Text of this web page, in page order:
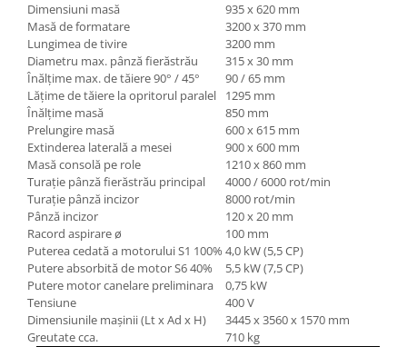
Dimensiuni masă
935 x 620 mm
Masă de formatare
3200 x 370 mm
Lungimea de tivire
3200 mm
Diametru max. pânză fierăstrău
315 x 30 mm
Înălţime max. de tăiere 90° / 45°
90 / 65 mm
Lăţime de tăiere la opritorul paralel
1295 mm
Înălţime masă
850 mm
Prelungire masă
600 x 615 mm
Extinderea laterală a mesei
900 x 600 mm
Masă consolă pe role
1210 x 860 mm
Turaţie pânză fierăstrău principal
4000 / 6000 rot/min
Turaţie pânză incizor
8000 rot/min
Pânză incizor
120 x 20 mm
Racord aspirare ø
100 mm
Puterea cedată a motorului S1 100% 4,0 kW (5,5 CP)
Putere absorbită de motor S640%
5,5 kW (7,5 CP)
Putere motor canelare preliminara
0,75 kW
Tensiune
400 V
Dimensiunile maşinii (Lt x Ad x H)
3445 x 3560 x 1570 mm
Greutate cca.
710 kg